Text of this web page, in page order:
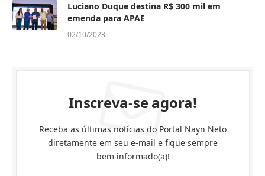
Luciano Duque destina R$ 300 mil em
emenda para APAE
02/10/2023
Inscreva-se agora!
Receba as últimas notícias do Portal Nayn Neto
diretamente em seu e-mail e fique sempre
bem informado(a)!